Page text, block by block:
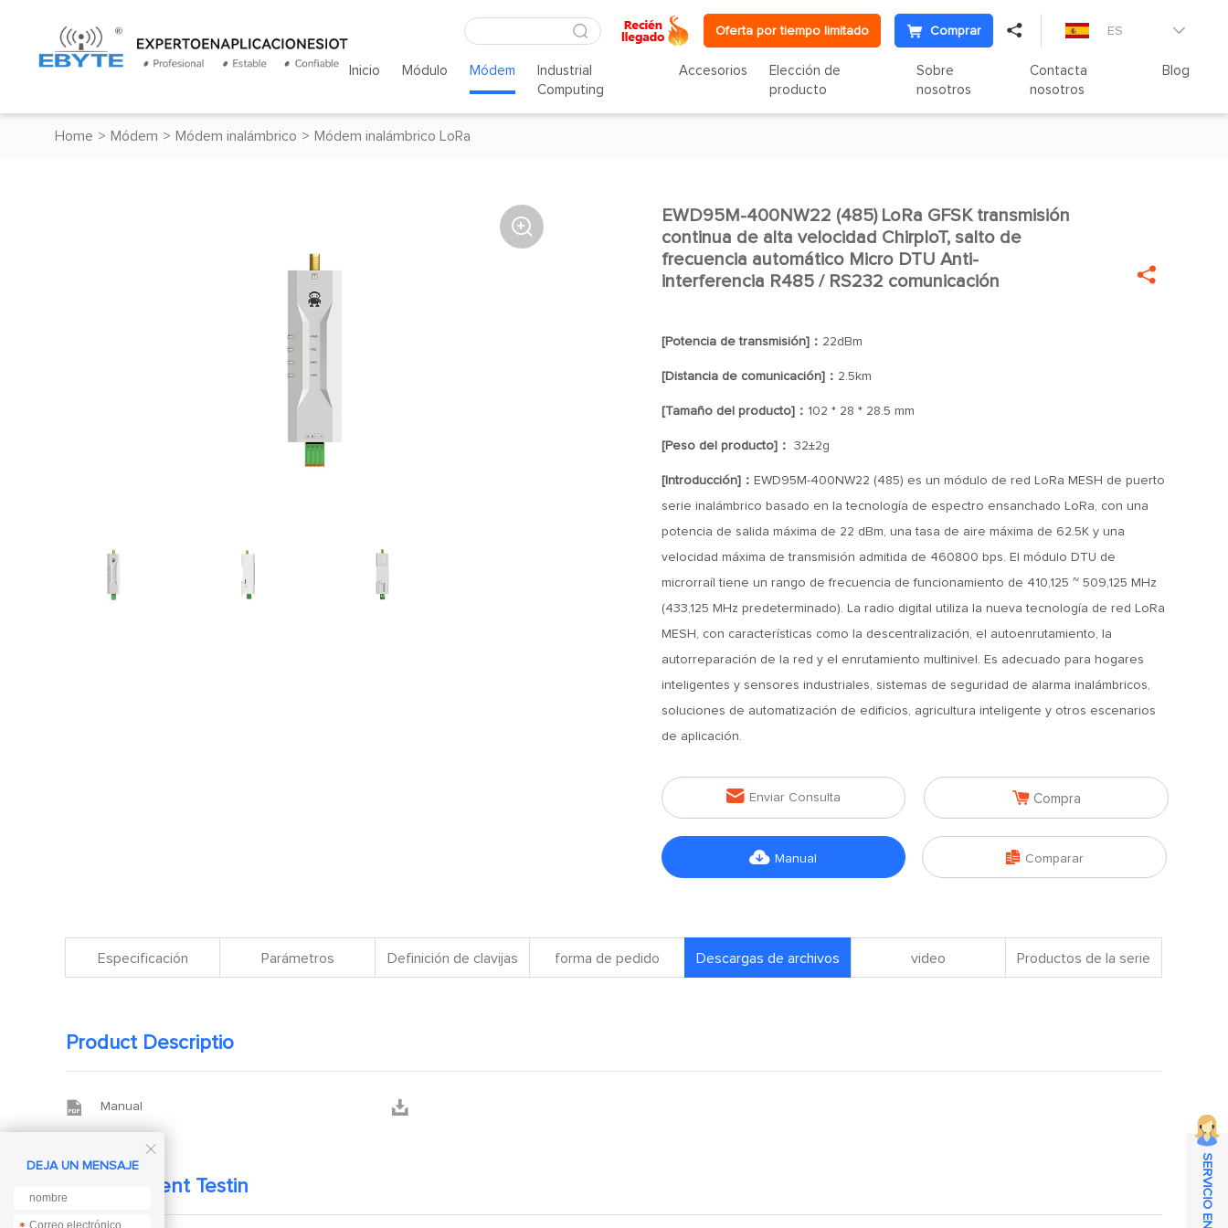
Oferta por tiempo limitado Comprar  ES 
Inicio Módulo Módem
Industrial
Computing
Accesorios
Elección de
producto
Sobre
nosotros
Contacta
nosotros
Blog
Home > Módem > Módem inalámbrico > Módem inalámbrico LoRa
 
EWD95M-400NW22 (485) LoRa GFSK transmisión
continua de alta velocidad ChirpIoT, salto de
frecuencia automático Micro DTU Anti-
interferencia R485 / RS232 comunicación

[Potencia de transmisión]： 22dBm
[Distancia de comunicación]： 2.5km
[Tamaño del producto]： 102 * 28 * 28.5 mm
[Peso del producto]： 32±2g
[Introducción]： EWD95M-400NW22 (485) es un módulo de red LoRa MESH de puerto
serie inalámbrico basado en la tecnología de espectro ensanchado LoRa, con una
potencia de salida máxima de 22 dBm, una tasa de aire máxima de 62.5K y una
velocidad máxima de transmisión admitida de 460800 bps. El módulo DTU de
microrraíl tiene un rango de frecuencia de funcionamiento de 410,125 ~ 509,125 MHz
(433,125 MHz predeterminado). La radio digital utiliza la nueva tecnología de red LoRa
MESH, con características como la descentralización, el autoenrutamiento, la
autorreparación de la red y el enrutamiento multinivel. Es adecuado para hogares
inteligentes y sensores industriales, sistemas de seguridad de alarma inalámbricos,
soluciones de automatización de edificios, agricultura inteligente y otros escenarios
de aplicación.
 Enviar Consulta  Compra
 Manual  Comparar
Especificación Parámetros Definición de clavijas forma de pedido Descargas de archivos video Productos de la serie
Product Descriptio
 Manual 
Development Testin

DEJA UN MENSAJE